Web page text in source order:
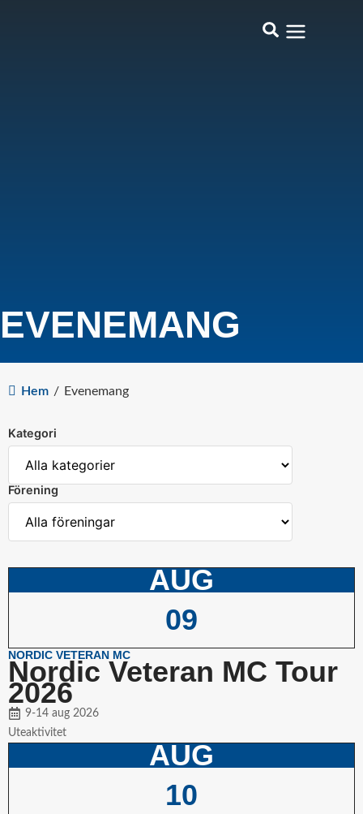
EVENEMANG
Hem / Evenemang
Kategori
Förening
AUG
09
NORDIC VETERAN MC
Nordic Veteran MC Tour
2026
9-14 aug 2026
Uteaktivitet
AUG
10